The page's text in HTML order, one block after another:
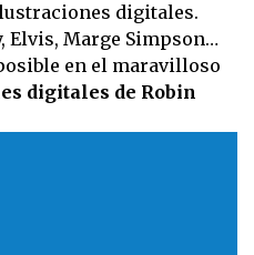
digitales.
Elvis, Marge Simpson…
en el maravilloso
digitales de Robin